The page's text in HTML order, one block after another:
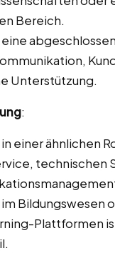
Bereich.
Unterstützung.
:
einer ähnlichen
technischen
Bildungswesen
Plattformen